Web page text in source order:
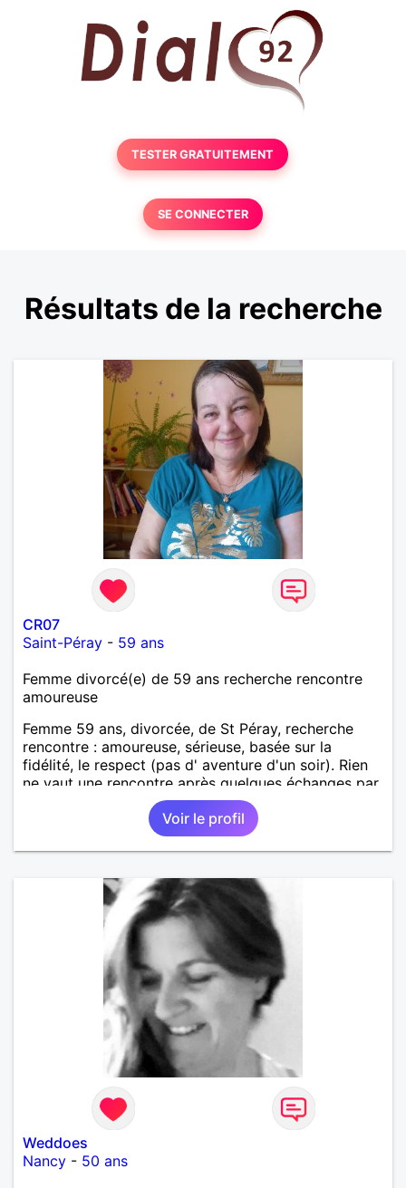
TESTER GRATUITEMENT
SE CONNECTER
Résultats de la recherche
CR07
Saint-Péray - 59 ans
Femme divorcé(e) de 59 ans recherche rencontre
amoureuse
Femme 59 ans, divorcée, de St Péray, recherche
rencontre : amoureuse, sérieuse, basée sur la
fidélité, le respect (pas d' aventure d'un soir). Rien
ne vaut une rencontre après quelques échanges par
messages pour savoir si il y a un feeling entre les
deux et le désir de se revoir. Au plaisir de se
Voir le profil
Weddoes
Nancy - 50 ans